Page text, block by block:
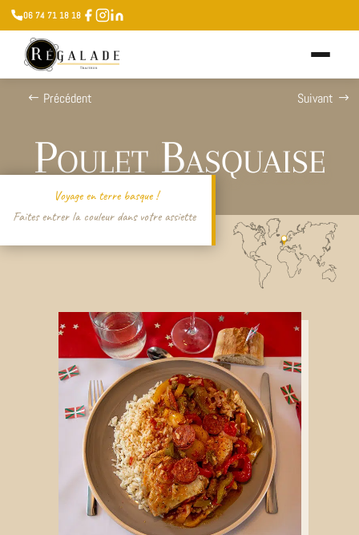
06 74 71 18 18
Précédent Suivant
Poulet Basquaise
Voyage en terre basque !
Faites entrer la couleur dans votre assiette